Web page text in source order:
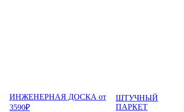
ИНЖЕНЕРНАЯ ДОСКА от
3590₽
ШТУЧНЫЙ
ПАРКЕТ